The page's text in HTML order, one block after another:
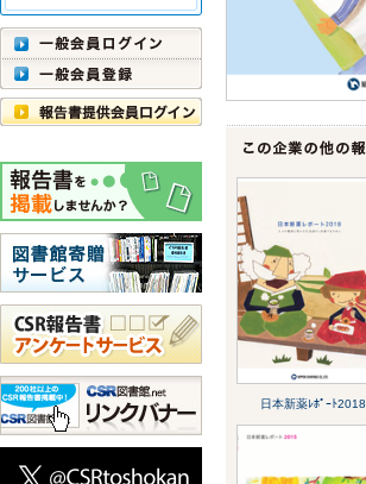
日本新薬ﾚﾎﾟｰﾄ2018